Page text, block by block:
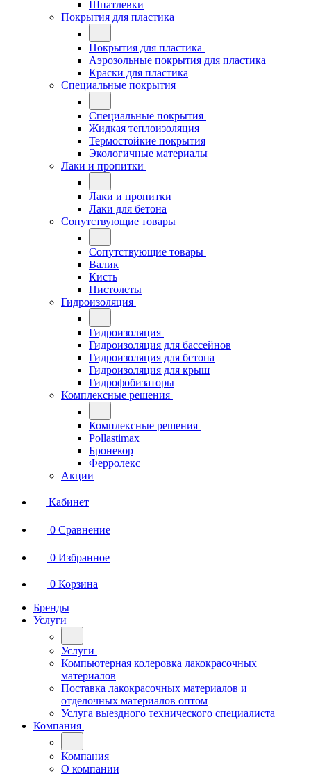
Шпатлевки
Покрытия для пластика
Покрытия для пластика
Аэрозольные покрытия для пластика
Краски для пластика
Специальные покрытия
Специальные покрытия
Жидкая теплоизоляция
Термостойкие покрытия
Экологичные материалы
Лаки и пропитки
Лаки и пропитки
Лаки для бетона
Сопутствующие товары
Сопутствующие товары
Валик
Кисть
Пистолеты
Гидроизоляция
Гидроизоляция
Гидроизоляция для бассейнов
Гидроизоляция для бетона
Гидроизоляция для крыш
Гидрофобизаторы
Комплексные решения
Комплексные решения
Pollastimax
Бронекор
Ферролекс
Акции
Кабинет
0 Сравнение
0 Избранное
0 Корзина
Бренды
Услуги
Услуги
Компьютерная колеровка лакокрасочных
материалов
Поставка лакокрасочных материалов и
отделочных материалов оптом
Услуга выездного технического специалиста
Компания
Компания
О компании